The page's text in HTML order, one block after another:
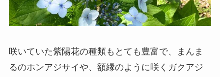
咲いていた紫陽花の種類もとても豊富で、まんま
るのホンアジサイや、額縁のように咲くガクアジ